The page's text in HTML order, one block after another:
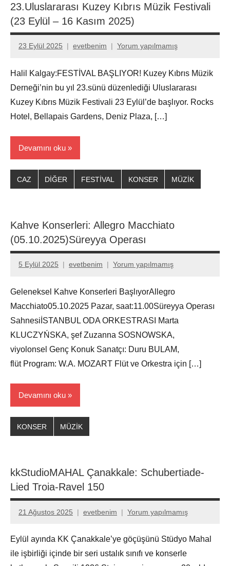
23.Uluslararası Kuzey Kıbrıs Müzik Festivali
(23 Eylül – 16 Kasım 2025)
23 Eylül 2025 evetbenim Yorum yapılmamış
Halil Kalgay:FESTİVAL BAŞLIYOR! Kuzey Kıbrıs Müzik
Derneği’nin bu yıl 23.sünü düzenlediği Uluslararası
Kuzey Kıbrıs Müzik Festivali 23 Eylül’de başlıyor. Rocks
Hotel, Bellapais Gardens, Deniz Plaza, […]
Devamını oku
CAZ DİĞER FESTİVAL KONSER MÜZİK
Kahve Konserleri: Allegro Macchiato
(05.10.2025)Süreyya Operası
5 Eylül 2025 evetbenim Yorum yapılmamış
Geleneksel Kahve Konserleri BaşlıyorAllegro
Macchiato05.10.2025 Pazar, saat:11.00Süreyya Operası
SahnesiİSTANBUL ODA ORKESTRASI Marta
KLUCZYŃSKA, şef Zuzanna SOSNOWSKA,
viyolonsel Genç Konuk Sanatçı: Duru BULAM,
flüt Program: W.A. MOZART Flüt ve Orkestra için […]
Devamını oku
KONSER MÜZİK
kkStudioMAHAL Çanakkale: Schubertiade-
Lied Troia-Ravel 150
21 Ağustos 2025 evetbenim Yorum yapılmamış
Eylül ayında KK Çanakkale’ye göçüşünü Stüdyo Mahal
ile işbirliği içinde bir seri ustalık sınıfı ve konserle